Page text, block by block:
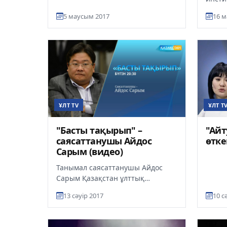
зардап шеккендерді еске алуғ...
5 маусым 2017
Ор...
16
ҰЛТ TV
"Басты тақырып" –
саясаттанушы Айдос
Сарым (видео)
Танымал саясаттанушы Айдос
Сарым Қазақстан ұлттық
бағдарламасында қонақ
болды. Бұл жолғы...
13 сәуір 2017
ҰЛТ
10